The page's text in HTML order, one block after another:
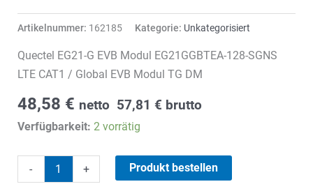
Artikelnummer: 162185 Kategorie: Unkategorisiert
Quectel EG21-G EVB Modul EG21GGBTEA-128-SGNS
LTE CAT1 / Global EVB Modul TG DM
48,58 € netto 57,81 € brutto
Verfügbarkeit: 2 vorrätig
-
EG21-
+ Produkt bestellen